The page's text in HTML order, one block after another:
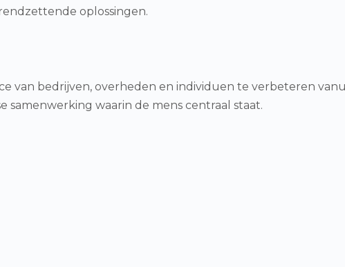
oplossingen.
van bedrijven, overheden en individuen te verbeteren
samenwerking waarin de mens centraal staat.